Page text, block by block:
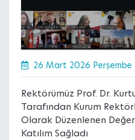
26 Mart 2026 Perşembe
Rektörümüz Prof. Dr.
Tarafından Kurum
Olarak Düzenlenen
Katılım Sağladı